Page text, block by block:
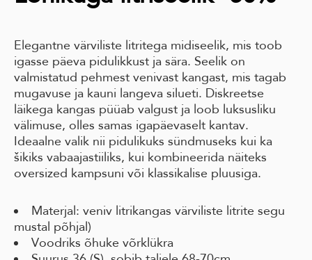
Elegantne värviliste litritega midiseelik, mis toob
igasse päeva pidulikkust ja sära. Seelik on
valmistatud pehmest venivast kangast, mis tagab
mugavuse ja kauni langeva silueti. Diskreetse
läikega kangas püüab valgust ja loob luksusliku
välimuse, olles samas igapäevaselt kantav.
Ideaalne valik nii pidulikuks sündmuseks kui ka
šikiks vabaajastiiliks, kui kombineerida näiteks
oversized kampsuni või klassikalise pluusiga.
Materjal: veniv litrikangas värviliste litrite segu
mustal põhjal)
Voodriks õhuke võrklükra